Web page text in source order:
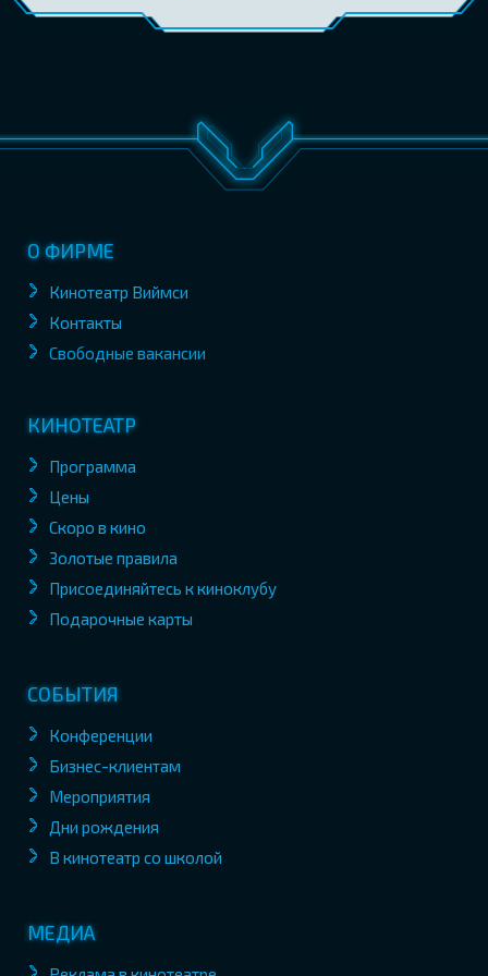
О ФИРМЕ
Кинотеатр Виймси
Контакты
Свободные вакансии
КИНОТЕАТР
Программа
Цены
Скоро в кино
Золотые правила
Присоединяйтесь к киноклубу
Подарочные карты
СОБЫТИЯ
Конференции
Бизнес-клиентам
Мероприятия
Дни рождения
В кинотеатр со школой
МЕДИА